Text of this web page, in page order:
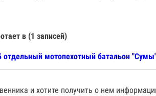
в (1 записей)
отдельный мотопехотный батальон
и хотите получить о нем